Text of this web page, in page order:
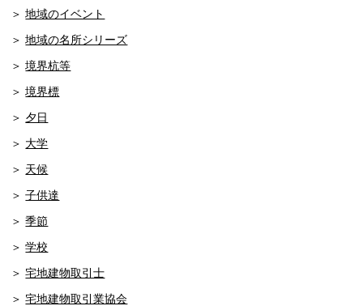
地域のイベント
地域の名所シリーズ
境界杭等
境界標
夕日
大学
天候
子供達
季節
学校
宅地建物取引士
宅地建物取引業協会